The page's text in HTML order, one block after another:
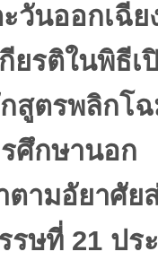
วันออกเฉีย
ยรติในพิธีเ
สูตรพลิกโ
ศึกษานอก
ามอัยาศัย
รษที่ 21 ปร